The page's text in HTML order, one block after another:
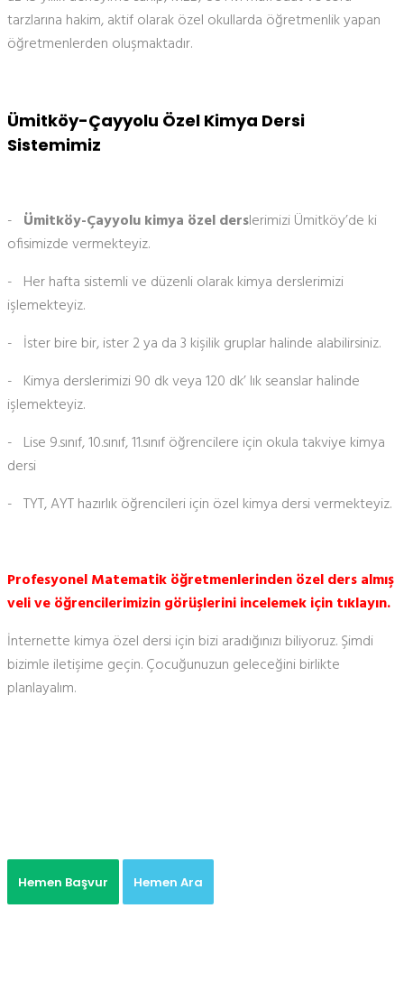
tarzlarına hakim, aktif olarak özel okullarda öğretmenlik yapan
öğretmenlerden oluşmaktadır.
Ümitköy-Çayyolu Özel Kimya Dersi
Sistemimiz
- Ümitköy-Çayyolu kimya özel derslerimizi Ümitköy’de ki
ofisimizde vermekteyiz.
- Her hafta sistemli ve düzenli olarak kimya derslerimizi
işlemekteyiz.
- İster bire bir, ister 2 ya da 3 kişilik gruplar halinde alabilirsiniz.
- Kimya derslerimizi 90 dk veya 120 dk’ lık seanslar halinde
işlemekteyiz.
- Lise 9.sınıf, 10.sınıf, 11.sınıf öğrencilere için okula takviye kimya
dersi
- TYT, AYT hazırlık öğrencileri için özel kimya dersi vermekteyiz.
Profesyonel Matematik öğretmenlerinden özel ders almış
veli ve öğrencilerimizin görüşlerini incelemek için tıklayın.
İnternette kimya özel dersi için bizi aradığınızı biliyoruz. Şimdi
bizimle iletişime geçin. Çocuğunuzun geleceğini birlikte
planlayalım.
Hemen Başvur Hemen Ara